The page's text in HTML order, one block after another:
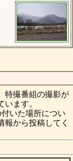
特撮番組の撮影が
ます。
いた場所につい
報から投稿してく